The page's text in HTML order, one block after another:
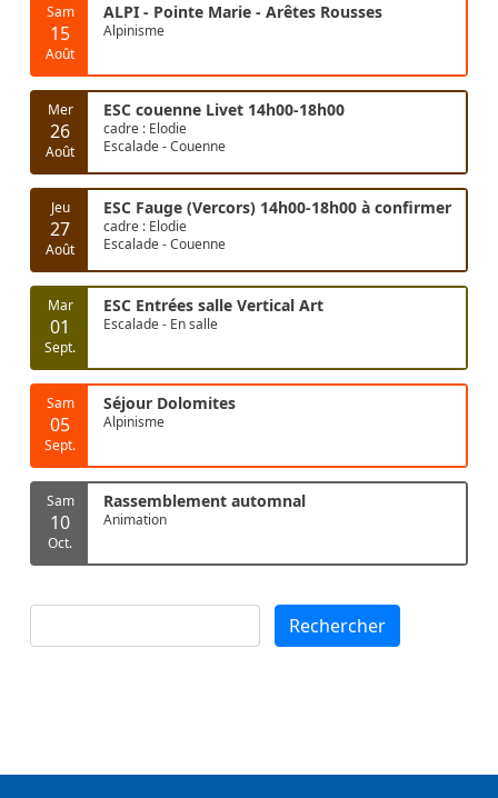
Sam
15
Août
ALPI - Pointe Marie - Arêtes Rousses
Alpinisme
Mer
26
Août
ESC couenne Livet 14h00-18h00
cadre : Elodie
Escalade - Couenne
Jeu
27
Août
ESC Fauge (Vercors) 14h00-18h00 à confirmer
cadre : Elodie
Escalade - Couenne
Mar
01
Sept.
ESC Entrées salle Vertical Art
Escalade - En salle
Sam
05
Sept.
Séjour Dolomites
Alpinisme
Sam
10
Oct.
Rassemblement automnal
Animation
Rechercher Rechercher